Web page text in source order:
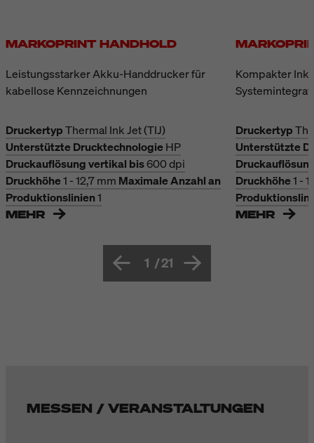
MARKOPRINT HANDHOLD
Leistungsstarker Akku-Handdrucker für
kabellose Kennzeichnungen
DruckertypThermal Ink Jet (TIJ)
Unterstützte DrucktechnologieHP
Druckauflösung vertikal bis600 dpi
Druckhöhe1 - 12,7 mm Maximale Anzahl an
Produktionslinien1
MEHR
Kompakter
Druckertyp
Unterstützte
Druckhöhe1 -
MEHR
1 /21
MESSEN / VERANSTALTUNGEN